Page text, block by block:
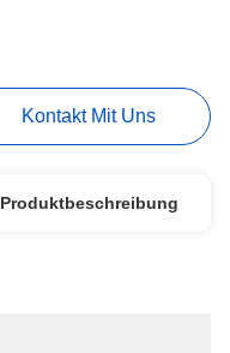
Kontakt Mit Uns
Produktbeschreibung